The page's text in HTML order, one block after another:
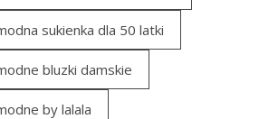
sukienka dla 50 latki
bluzki damskie
by lalala